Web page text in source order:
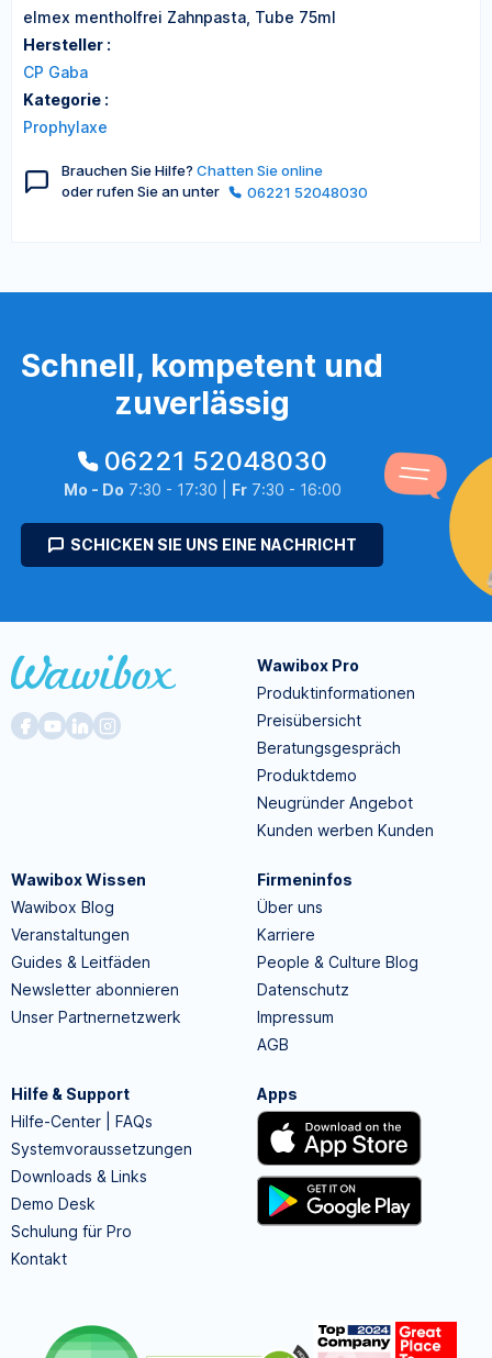
elmex mentholfrei Zahnpasta, Tube 75ml
Hersteller :
CP Gaba
Kategorie :
Prophylaxe
Brauchen Sie Hilfe? Chatten Sie online
oder rufen Sie an unter
06221 52048030
Schnell, kompetent und
zuverlässig
06221 52048030
Mo - Do 7:30 - 17:30 | Fr7:30 - 16:00
SCHICKEN SIE UNS EINE NACHRICHT
Wawibox Pro
Produktinformationen
Preisübersicht
Beratungsgespräch
Produktdemo
Neugründer Angebot
Kunden werben Kunden
Wawibox Wissen
Wawibox Blog
Veranstaltungen
Guides & Leitfäden
Newsletter abonnieren
Unser Partnernetzwerk
Firmeninfos
Über uns
Karriere
People & Culture Blog
Datenschutz
Impressum
AGB
Hilfe & Support
Hilfe-Center | FAQs
Systemvoraussetzungen
Downloads & Links
Demo Desk
Schulung für Pro
Kontakt
Apps